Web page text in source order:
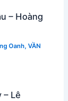
– Hoàng
Oanh, VẦN
– Lê